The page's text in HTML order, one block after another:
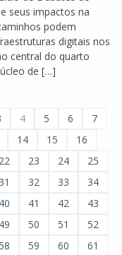
seus impactos na
podem
digitais nos
central do quarto
de […]
4 5 6
7
14 15
16
22 23 24
25
31 32 33
34
40 41 42
43
49 50 51
52
59 60
61